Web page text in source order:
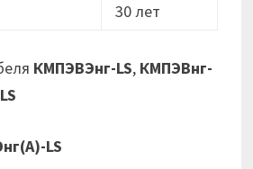
30 лет
КМПЭВЭнг-LS, КМПЭВнг-
LS